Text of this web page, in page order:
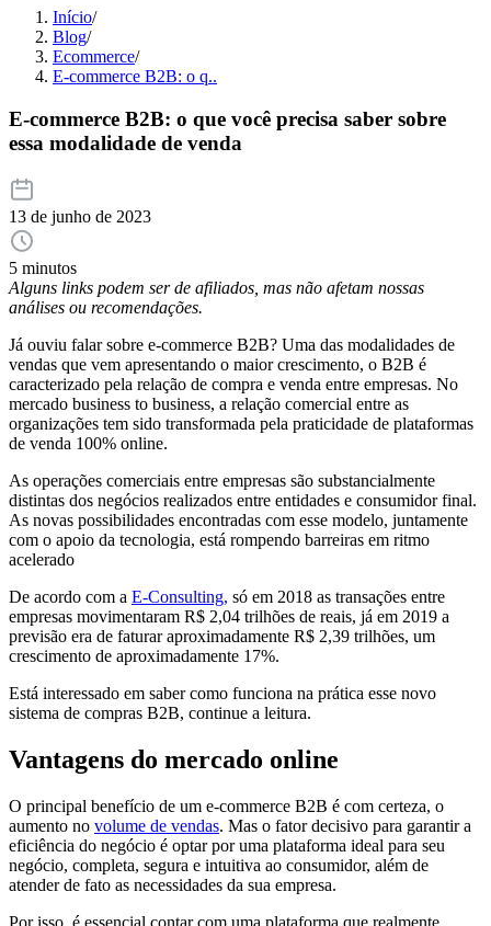
Início/
Blog/
Ecommerce/
E-commerce B2B: o q..
E-commerce B2B: o que você precisa saber sobre
essa modalidade de venda
13 de junho de 2023
5 minutos
Alguns links podem ser de afiliados, mas não afetam nossas
análises ou recomendações.
Já ouviu falar sobre e-commerce B2B? Uma das modalidades de
vendas que vem apresentando o maior crescimento, o B2B é
caracterizado pela relação de compra e venda entre empresas. No
mercado business to business, a relação comercial entre as
organizações tem sido transformada pela praticidade de plataformas
de venda 100% online.
As operações comerciais entre empresas são substancialmente
distintas dos negócios realizados entre entidades e consumidor final.
As novas possibilidades encontradas com esse modelo, juntamente
com o apoio da tecnologia, está rompendo barreiras em ritmo
acelerado
De acordo com a E-Consulting, só em 2018 as transações entre
empresas movimentaram R$ 2,04 trilhões de reais, já em 2019 a
previsão era de faturar aproximadamente R$ 2,39 trilhões, um
crescimento de aproximadamente 17%.
Está interessado em saber como funciona na prática esse novo
sistema de compras B2B, continue a leitura.
Vantagens do mercado online
O principal benefício de um e-commerce B2B é com certeza, o
aumento no volume de vendas. Mas o fator decisivo para garantir a
eficiência do negócio é optar por uma plataforma ideal para seu
negócio, completa, segura e intuitiva ao consumidor, além de
atender de fato as necessidades da sua empresa.